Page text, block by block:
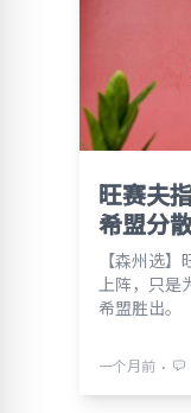
旺赛夫
希盟分
【森州选
上阵，只是
希盟胜出。
一个月前 ⋅